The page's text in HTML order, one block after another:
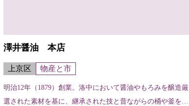
澤井醤油 本店
上京区 物産と市
明治12年（1879）創業。洛中において醤油やもろみを醸造厳
選された素材を基に、継承された技と昔ながらの桶や釜を用